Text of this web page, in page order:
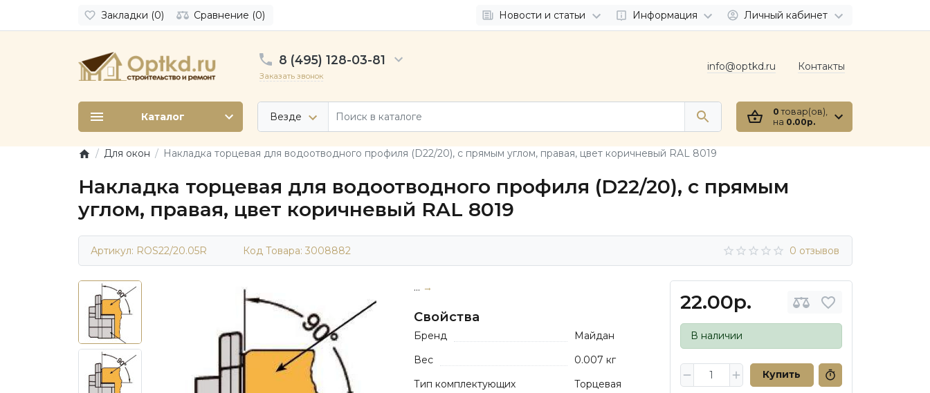
Закладки (0) Сравнение (0) Новости и статьи Информация Личный кабинет
8 (495) 128-03-81
Заказать звонок
Везде
info@optkd.ru Контакты
0 товар(ов),
на 0.00р.
Каталог
Для окон Накладка торцевая для водоотводного профиля (D22/20), с прямым углом, правая, цвет коричневый RAL 8019
Накладка торцевая для водоотводного профиля (D22/20), с прямым
углом, правая, цвет коричневый RAL 8019
Артикул: ROS22/20.05R Код Товара: 3008882 0 отзывов
22.00р.
В наличии
Купить
... →
Свойства
Бренд
Майдан
Вес
0.007 кг
Тип комплектующих
Торцевая